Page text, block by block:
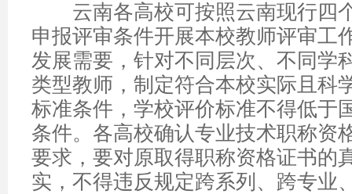
云南各高校可按照云南现行四
申报评审条件开展本校教师评审工
发展需要，针对不同层次、不同学
类型教师，制定符合本校实际且科
标准条件，学校评价标准不得低于
条件。各高校确认专业技术职称资
要求，要对原取得职称资格证书的
实，不得违反规定跨系列、跨专业